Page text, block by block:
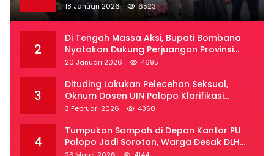
18 Januari 2026 6523
2
Di Tengah Massa Aksi, Bupati Bombana
Nyatakan Dukung Perjuangan Provinsi
Luwu Raya
20 Januari 2026 4695
3
Dituding Lakukan Pelecehan Seksual,
Oknum Dosen UIN Palopo Klarifikasi
Kronologi
3 Februari 2026 4350
4
Tumpukan Sampah di Depan Kantor PU
Palopo Jadi Sorotan, Warga Desak DLH